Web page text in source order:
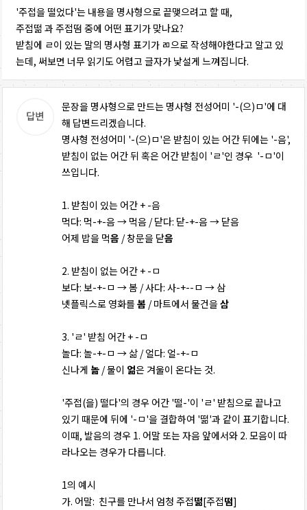
'주접을 떨었다'는 내용을 명사형으로 끝맺으려고 할 때,
주접떪 과 주접떰 중에 어떤 표기가 맞나요?
받침에 ㄹ이 있는 말의 명사형 표기가 ㄻ으로 작성해야한다고 알고 있
는데, 써보면 너무 읽기도 어렵고 글자가 낯설게 느껴집니다.
문장을 명사형으로 만드는 명사형 전성어미 '-(으)ㅁ'에 대
해 답변드리겠습니다.
명사형 전성어미 '-(으)ㅁ'은 받침이 있는 어간 뒤에는 '-음',
받침이 없는 어간 뒤 혹은 어간 받침이 'ㄹ'인 경우 '-ㅁ'이
쓰입니다.
1. 받침이 있는 어간 + -음
먹다: 먹-+-음 → 먹음 / 닫다: 닫-+-음 → 닫음
어제 밥을 먹음 / 창문을 닫음
2. 받침이 없는 어간 + -ㅁ
보다: 보-+-ㅁ → 봄 / 사다: 사-+--ㅁ → 삼
넷플릭스로 영화를봄 / 마트에서 물건을삼
3. 'ㄹ' 받침 어간 + -ㅁ
놀다: 놀-+-ㅁ → 삶 / 얼다: 얼-+-ㅁ
신나게 놂 / 물이 얾은 겨울이 온다는 것.
'주접(을) 떨다'의 경우 어간 '떨-'이 'ㄹ' 받침으로 끝나고
있기 때문에 뒤에 '-ㅁ'을 결합하여 '떪'과 같이 표기합니다.
이때, 발음의 경우 1. 어말 또는 자음 앞에서와 2. 모음이 따
라나오는 경우가 다릅니다.
1의 예시
가. 어말: 친구를 만나서 엄청 주접떪[주접떰]